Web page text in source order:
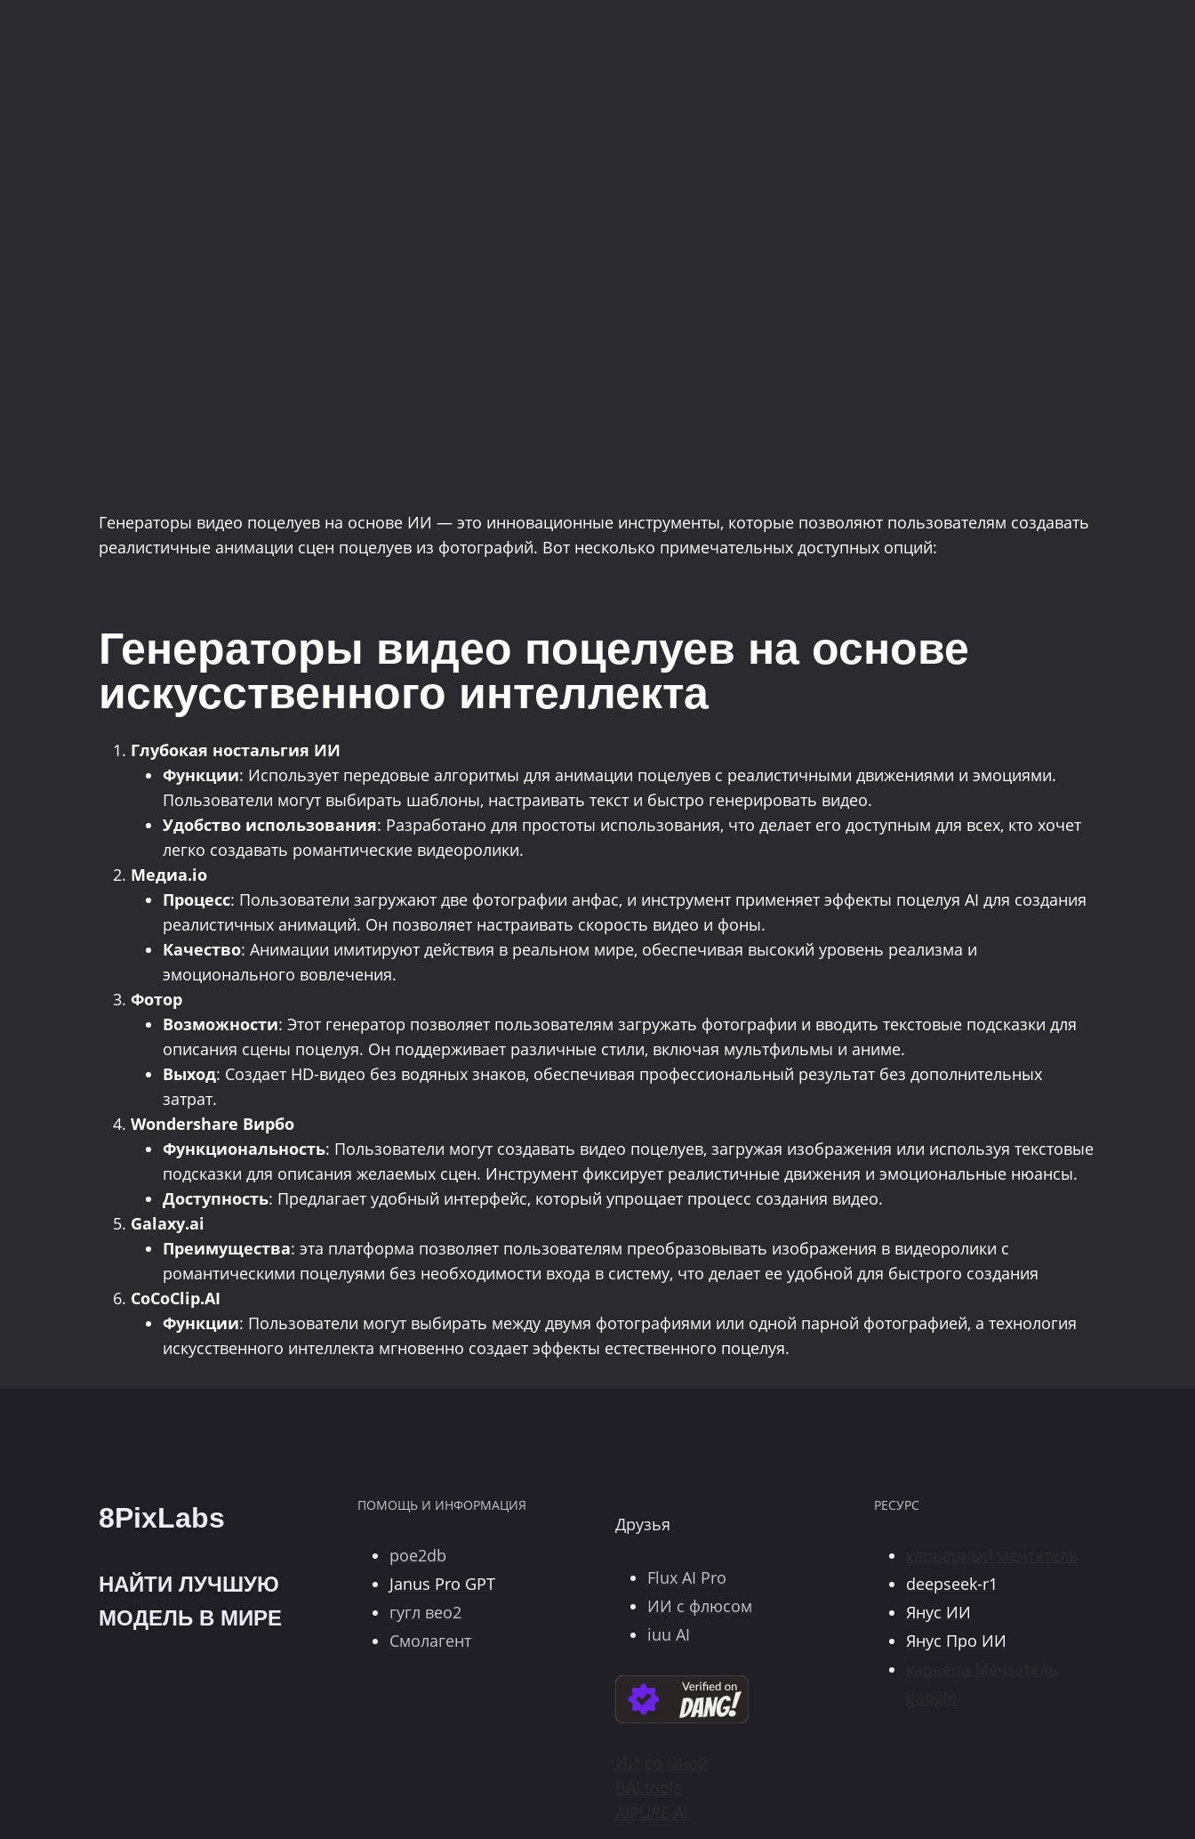
Генераторы видео поцелуев на основе ИИ — это инновационные инструменты, которые позволяют пользователям создавать
реалистичные анимации сцен поцелуев из фотографий. Вот несколько примечательных доступных опций:
Генераторы видео поцелуев на основе
искусственного интеллекта
Глубокая ностальгия ИИ
Функции: Использует передовые алгоритмы для анимации поцелуев с реалистичными движениями и эмоциями.
Пользователи могут выбирать шаблоны, настраивать текст и быстро генерировать видео.
Удобство использования: Разработано для простоты использования, что делает его доступным для всех, кто хочет
легко создавать романтические видеоролики.
Медиа.io
Процесс: Пользователи загружают две фотографии анфас, и инструмент применяет эффекты поцелуя AI для создания
реалистичных анимаций. Он позволяет настраивать скорость видео и фоны.
Качество: Анимации имитируют действия в реальном мире, обеспечивая высокий уровень реализма и
эмоционального вовлечения.
Фотор
Возможности: Этот генератор позволяет пользователям загружать фотографии и вводить текстовые подсказки для
описания сцены поцелуя. Он поддерживает различные стили, включая мультфильмы и аниме.
Выход: Создает HD-видео без водяных знаков, обеспечивая профессиональный результат без дополнительных
затрат.
Wondershare Вирбо
Функциональность: Пользователи могут создавать видео поцелуев, загружая изображения или используя текстовые
подсказки для описания желаемых сцен. Инструмент фиксирует реалистичные движения и эмоциональные нюансы.
Доступность: Предлагает удобный интерфейс, который упрощает процесс создания видео.
Galaxy.ai
Преимущества: эта платформа позволяет пользователям преобразовывать изображения в видеоролики с
романтическими поцелуями без необходимости входа в систему, что делает ее удобной для быстрого создания
CoCoClip.AI
Функции: Пользователи могут выбирать между двумя фотографиями или одной парной фотографией, а технология
искусственного интеллекта мгновенно создает эффекты естественного поцелуя.
8PixLabs
НАЙТИ ЛУЧШУЮ
МОДЕЛЬ В МИРЕ
ПОМОЩЬ И ИНФОРМАЦИЯ
poe2db
Janus Pro GPT
гугл вео2
Смолагент
Друзья
Flux AI Pro
ИИ с флюсом
iuu AI
РЕСУРС
deepseek-r1
Янус ИИ
Янус Про ИИ